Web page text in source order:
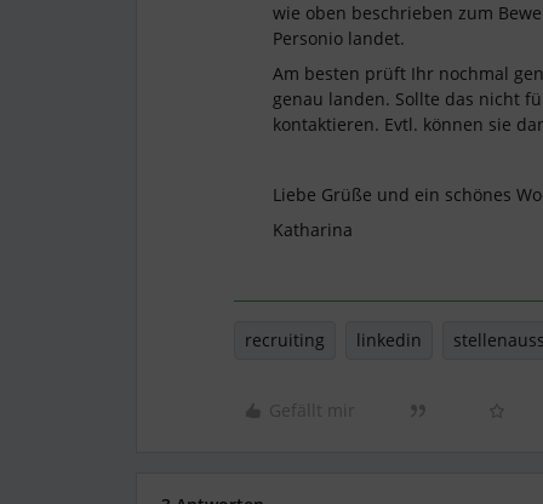
wie oben beschrieben zum
Personio landet.
Am besten prüft Ihr nochmal
genau landen. Sollte das nicht
kontaktieren. Evtl. können sie
Liebe Grüße und ein schönes
Katharina
recruiting linkedin
Gefällt mir